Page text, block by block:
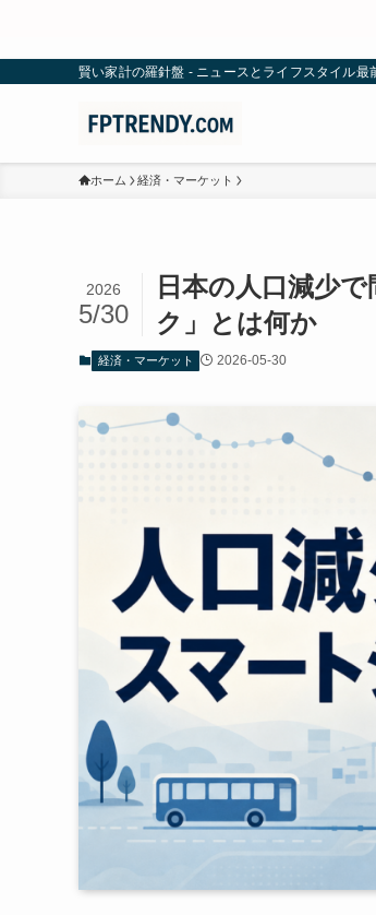
賢い家計の羅針盤 - ニュースとライフスタイル最
ホーム 経済・マーケット
日本の人口減少
ク」とは何か
2026
5/30
経済・マーケット 2026-05-30